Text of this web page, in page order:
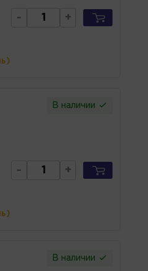
- +
В наличии
- +
В наличии